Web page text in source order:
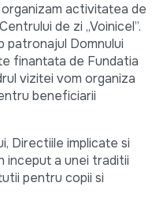
activitatea de
de zi „Voinicel”.
patronajul Domnului
finantata de Fundatia
vizitei vom organiza
beneficiarii
Directiile implicate si
inceput a unei traditii
pentru copii si